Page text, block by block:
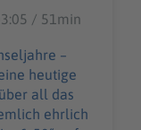
nimmt sie
mit
ordentlich
–
/ 51min
–
heutige
all das
ehrlich